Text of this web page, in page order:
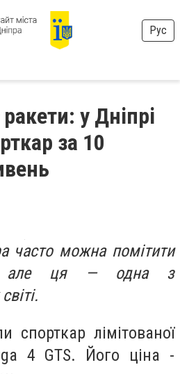
Рус
у Дніпрі
за 10
часто можна помітити
але ця — одна з
спорткар лімітованої
4 GTS. Його ціна -